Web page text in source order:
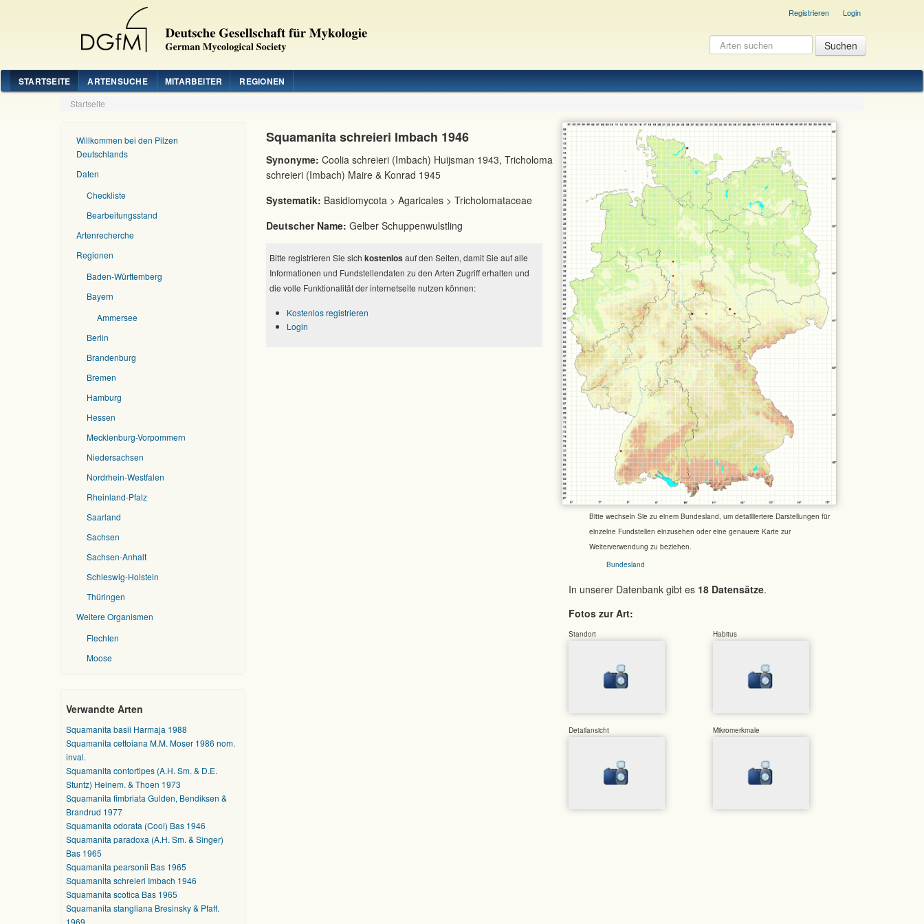
Registrieren Login
STARTSEITE ARTENSUCHE MITARBEITER REGIONEN
Startseite
Willkommen bei den Pilzen
Deutschlands
Daten
Checkliste
Bearbeitungsstand
Artenrecherche
Regionen
Baden-Württemberg
Bayern
Ammersee
Berlin
Brandenburg
Bremen
Hamburg
Hessen
Mecklenburg-Vorpommern
Niedersachsen
Nordrhein-Westfalen
Rheinland-Pfalz
Saarland
Sachsen
Sachsen-Anhalt
Schleswig-Holstein
Thüringen
Weitere Organismen
Flechten
Moose
Verwandte Arten
Squamanita basii Harmaja 1988
Squamanita cettoiana M.M. Moser 1986 nom.
inval.
Squamanita contortipes (A.H. Sm. & D.E.
Stuntz) Heinem. & Thoen 1973
Squamanita fimbriata Gulden, Bendiksen &
Brandrud 1977
Squamanita odorata (Cool) Bas 1946
Squamanita paradoxa (A.H. Sm. & Singer)
Bas 1965
Squamanita pearsonii Bas 1965
Squamanita schreieri Imbach 1946
Squamanita scotica Bas 1965
Squamanita stangliana Bresinsky & Pfaff.
1969
Bitte wechseln Sie zu einem Bundesland, um detailliertere Darstellungen für
einzelne Fundstellen einzusehen oder eine genauere Karte zur
Weiterverwendung zu beziehen.
Bundesland
In unserer Datenbank gibt es 18 Datensätze.
Fotos zur Art:
Standort Habitus
Detailansicht Mikromerkmale
Squamanita schreieri Imbach 1946
Synonyme: Coolia schreieri (Imbach) Huijsman 1943, Tricholoma
schreieri (Imbach) Maire & Konrad 1945
Systematik: Basidiomycota > Agaricales > Tricholomataceae
Deutscher Name: Gelber Schuppenwulstling
Bitte registrieren Sie sich kostenlos auf den Seiten, damit Sie auf alle
Informationen und Fundstellendaten zu den Arten Zugriff erhalten und
die volle Funktionalität der internetseite nutzen können:
Kostenlos registrieren
Login